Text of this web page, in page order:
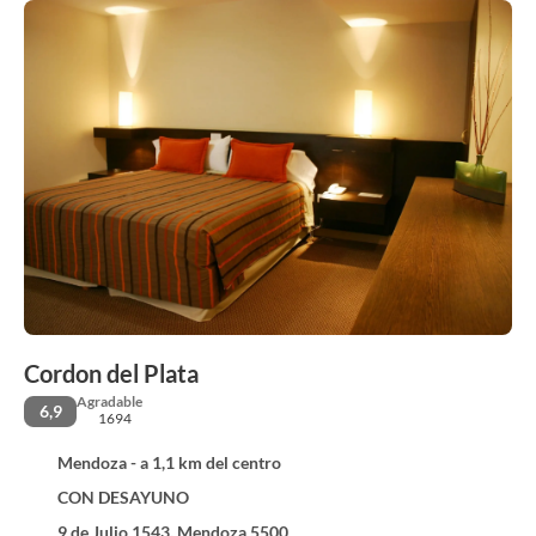
Cordon del Plata
6,9
Agradable
1694
Mendoza - a 1,1 km del centro
CON DESAYUNO
9 de Julio 1543, Mendoza 5500